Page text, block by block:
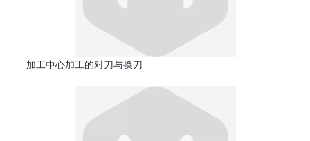
加工中心加工的对刀与换刀